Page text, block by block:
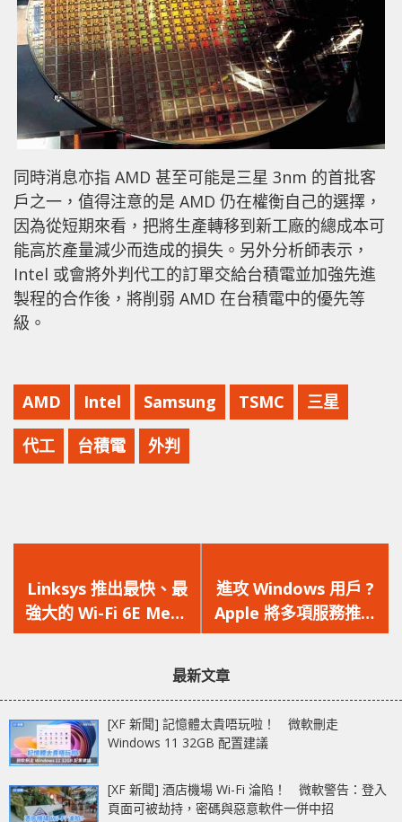
同時消息亦指 AMD 甚至可能是三星 3nm 的首批客
戶之一，值得注意的是 AMD 仍在權衡自己的選擇，
因為從短期來看，把將生產轉移到新工廠的總成本可
能高於產量減少而造成的損失。另外分析師表示，
Intel 或會將外判代工的訂單交給台積電並加強先進
製程的合作後，將削弱 AMD 在台積電中的優先等
級。
AMD Intel Samsung TSMC 三星
代工 台積電 外判
一
篇
文
Linksys 推出最快、最
強大的 Wi-Fi 6E Mesh
路由器及增強的實時動
一
篇
文
進攻 Windows 用戶 ?
Apple 將多項服務推出
Windows 版程式
最新文章
[XF 新聞] 記憶體太貴唔玩啦！ 微軟刪走
Windows 11 32GB 配置建議
[XF 新聞] 酒店機場 Wi-Fi 淪陷！ 微軟警告：登入
頁面可被劫持，密碼與惡意軟件一併中招